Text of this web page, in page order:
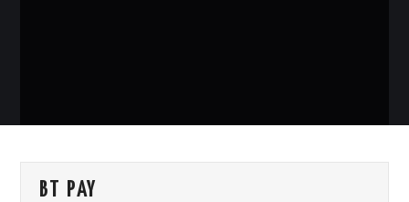
BT PAY